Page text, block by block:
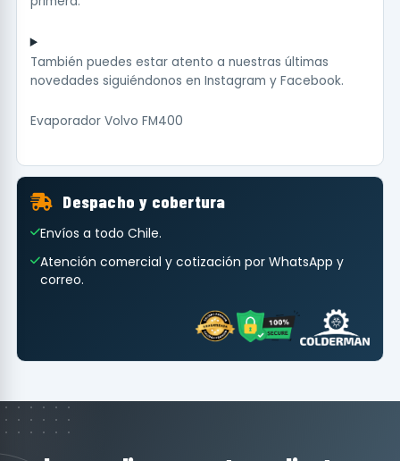
También puedes estar atento a nuestras últimas
novedades siguiéndonos en Instagram y Facebook.
Evaporador Volvo FM400
Despacho y cobertura
Envíos a todo Chile.
Atención comercial y cotización por WhatsApp y
correo.